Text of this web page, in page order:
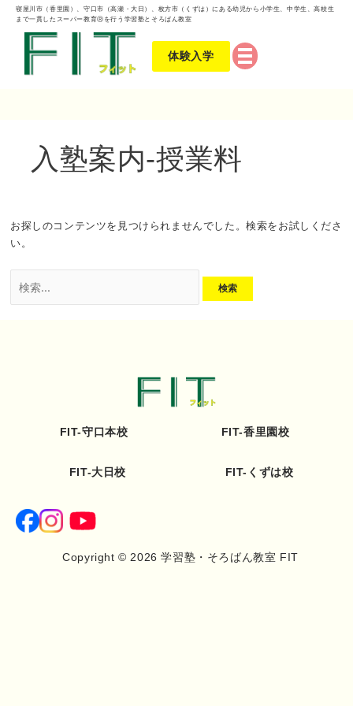
寝屋川市（香里園）、守口市（高瀬・大日）、枚方市（くずは）にある幼児から小学生、中学生、高校生
まで一貫したスーパー教育Ⓡを行う学習塾とそろばん教室
体験入学
入塾案内-授業料
お探しのコンテンツを見つけられませんでした。検索をお試しくださ
い。
検
索
FIT-守口本校 FIT-香里園校
FIT-大日校 FIT-くずは校
Copyright © 2026 学習塾・そろばん教室 FIT